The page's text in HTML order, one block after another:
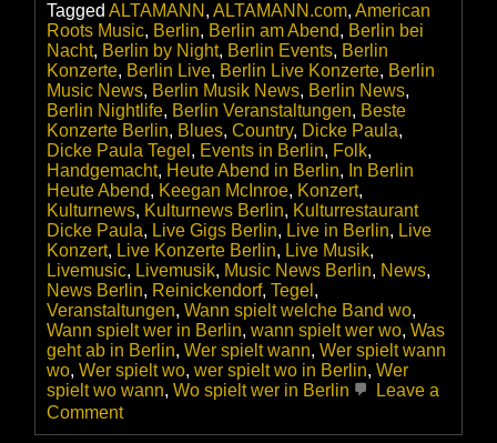
Tagged ALTAMANN , ALTAMANN.com, American
Roots Music, Berlin, Berlin am Abend, Berlin bei
Nacht, Berlin by Night, Berlin Events, Berlin
Konzerte, Berlin Live, Berlin Live Konzerte, Berlin
Music News, Berlin Musik News, Berlin News,
Berlin Nightlife, Berlin Veranstaltungen, Beste
Konzerte Berlin, Blues, Country, Dicke Paula,
Dicke Paula Tegel , Events in Berlin, Folk,
Handgemacht, Heute Abend in Berlin, In Berlin
Heute Abend, Keegan McInroe, Konzert,
Kulturnews, Kulturnews Berlin, Kulturrestaurant
Dicke Paula, Live Gigs Berlin, Live in Berlin, Live
Konzert, Live Konzerte Berlin, Live Musik,
Livemusic, Livemusik, Music News Berlin, News,
News Berlin, Reinickendorf, Tegel ,
Veranstaltungen, Wann spielt welche Band wo,
Wann spielt wer in Berlin, wann spielt wer wo, Was
geht ab in Berlin, Wer spielt wann, Wer spielt wann
wo, Wer spielt wo, wer spielt wo in Berlin, Wer
spielt wo wann, Wo spielt wer in Berlin
Leave a
Commenton
Keegan